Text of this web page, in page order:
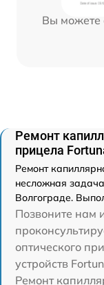
Вы можете
Ремонт
прицела
Ремонт
несложная
Волгограде.
Позвоните нам
оптического
устройств
Ремонт